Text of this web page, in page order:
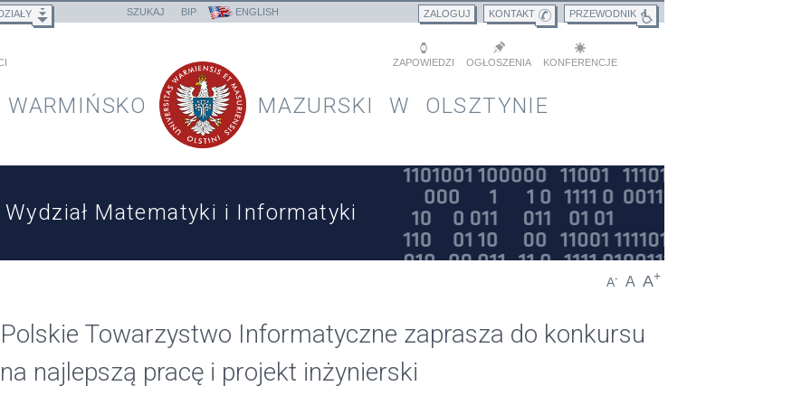
SZUKAJ BIP ENGLISH PRZEWODNIK
KONTAKT
ZALOGUJ
KONFERENCJE
OGŁOSZENIA
ZAPOWIEDZI
WARMIŃSKO MAZURSKI W OLSZTYNIE
Wydział Matematyki i Informatyki
A- A A+
Polskie Towarzystwo Informatyczne zaprasza do konkursu
na najlepszą pracę i projekt inżynierski